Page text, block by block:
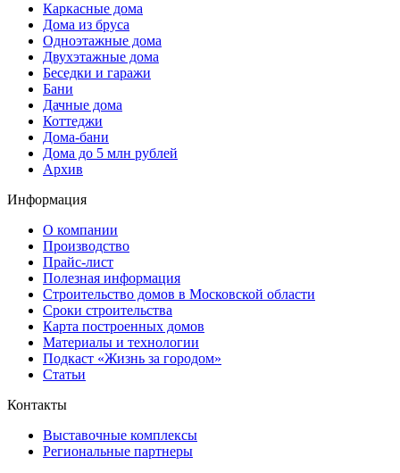
Каркасные дома
Дома из бруса
Одноэтажные дома
Двухэтажные дома
Беседки и гаражи
Бани
Дачные дома
Коттеджи
Дома-бани
Дома до 5 млн рублей
Архив
Информация
О компании
Производство
Прайс-лист
Полезная информация
Строительство домов в Московской области
Сроки строительства
Карта построенных домов
Материалы и технологии
Подкаст «Жизнь за городом»
Статьи
Контакты
Выставочные комплексы
Региональные партнеры